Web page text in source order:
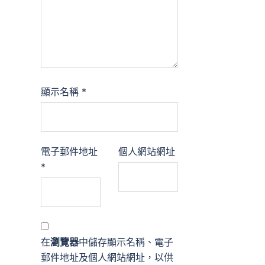
顯示名稱 *
電子郵件地址
*
個人網站網址
在瀏覽器中儲存顯示名稱、電子
郵件地址及個人網站網址，以供